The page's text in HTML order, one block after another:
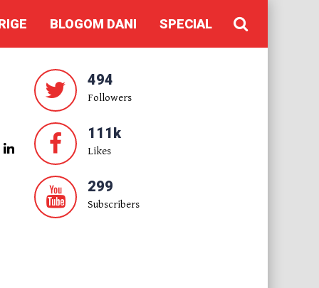
BLOGOM DANI SPECIAL
494
Followers
111k
Likes
299
Subscribers